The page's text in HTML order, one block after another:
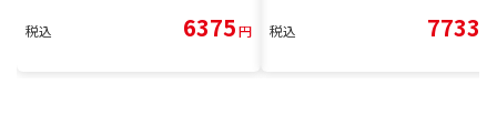
税込 6375円 税込 7733